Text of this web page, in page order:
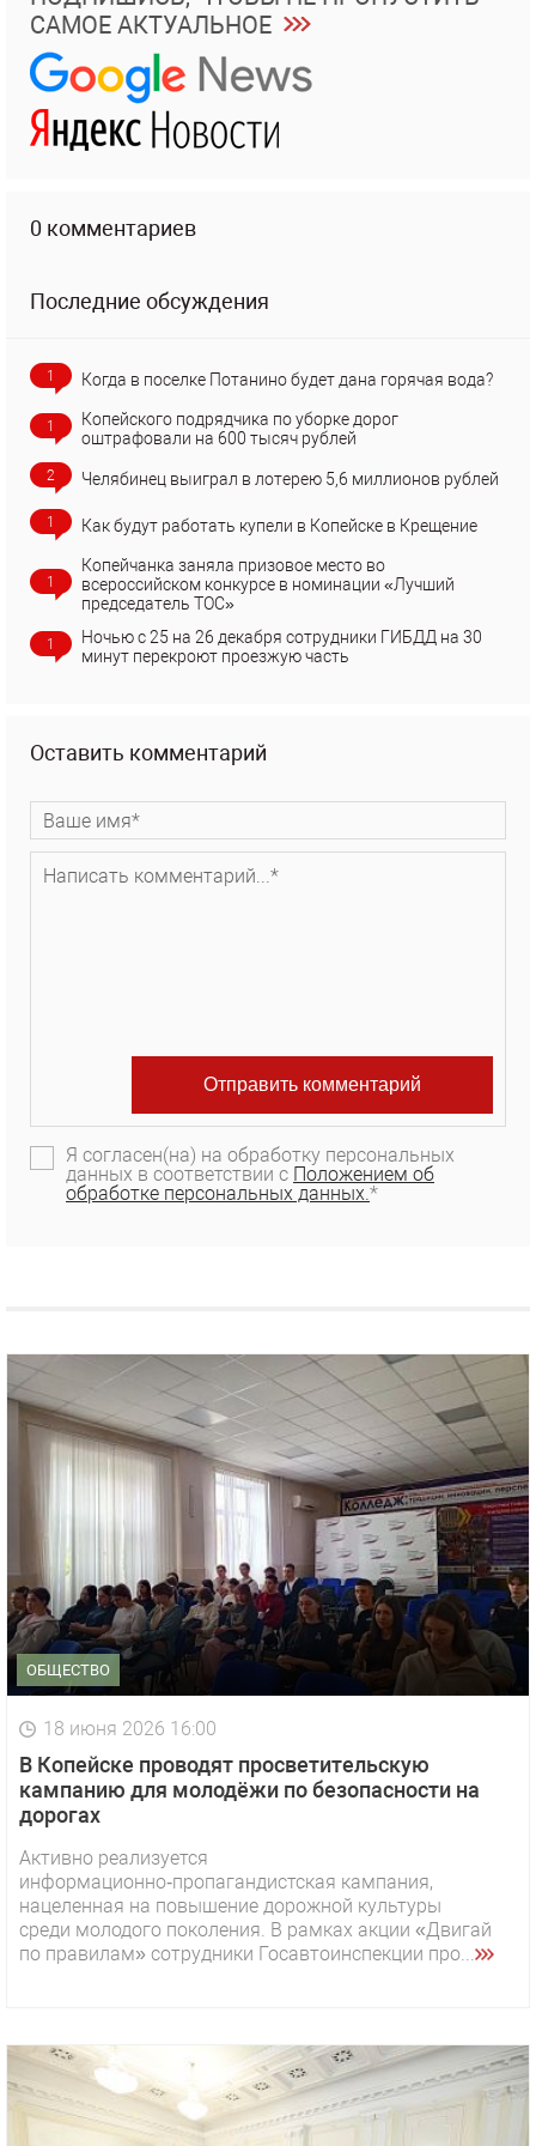
САМОЕ АКТУАЛЬНОЕ
0 комментариев
Последние обсуждения
1 Когда в поселке Потанино будет дана горячая вода?
1
Копейского подрядчика по уборке дорог
оштрафовали на 600 тысяч рублей
2 Челябинец выиграл в лотерею 5,6 миллионов рублей
1 Как будут работать купели в Копейске в Крещение
1
Копейчанка заняла призовое место во
всероссийском конкурсе в номинации «Лучший
председатель ТОС»
1
Ночью с 25 на 26 декабря сотрудники ГИБДД на 30
минут перекроют проезжую часть
Оставить комментарий
Я согласен(на) на обработку персональных
данных в соответствии с Положением об
обработке персональных данных.*
ОБЩЕСТВО
18 июня 2026 16:00
В Копейске проводят просветительскую
кампанию для молодёжи по безопасности на
дорогах
Активно реализуется
информационно‑пропагандистская кампания,
нацеленная на повышение дорожной культуры
среди молодого поколения. В рамках акции «Двигай
по правилам» сотрудники Госавтоинспекции про...